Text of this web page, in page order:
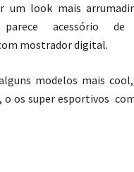
um look mais
acessório de
mostrador digital.
modelos mais
o os super esportivos